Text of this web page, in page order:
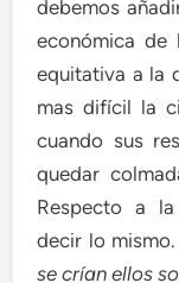
debemos
económica de
equitativa a la
mas difícil la
cuando sus
quedar
Respecto a
decir lo mismo.
se crían ellos